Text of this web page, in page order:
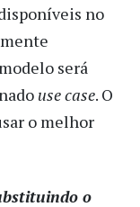
no
será
use case. O
o melhor
o